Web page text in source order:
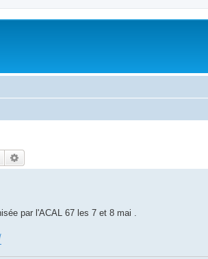
Rechercher
par l'ACAL 67 les 7 et 8 mai .